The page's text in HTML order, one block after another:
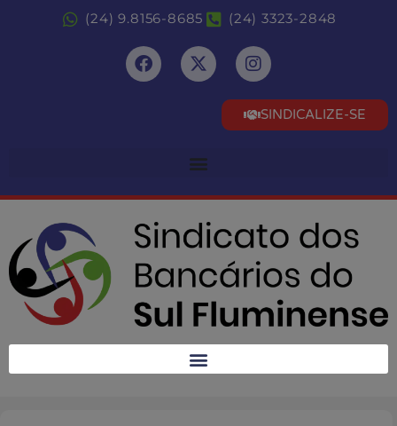
(24) 9.8156-8685 (24) 3323-2848
SINDICALIZE-SE